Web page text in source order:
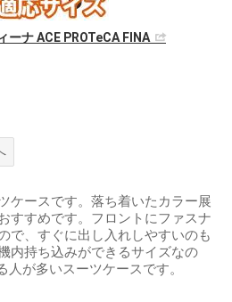
ーナ ACE PROTeCA FINA
ケースです。落ち着いたカラー展
すすめです。フロントにファスナ
で、すぐに出し入れしやすいのも
内持ち込みができるサイズなの
人が多いスーツケースです。